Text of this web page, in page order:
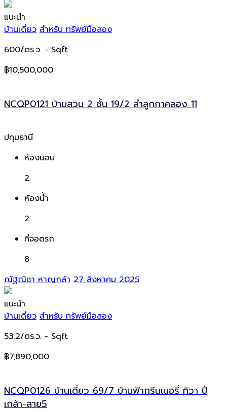
แนะนำ
บ้านเดี่ยว สำหรับ ทรัพย์มือสอง
600/ตร.ว. - Sqft
฿10,500,000
NCQP0121 บ้านสวน 2 ชั้น 19/2 ลำลูกกาคลอง 11
ปทุมธานี
ห้องนอน
2
ห้องน้ำ
2
ที่จอดรถ
8
ณัฐณิชา หาญกล้า 27 สิงหาคม 2025
แนะนำ
บ้านเดี่ยว สำหรับ ทรัพย์มือสอง
53.2/ตร.ว. - Sqft
฿7,890,000
NCQP0126 บ้านเดี่ยว 69/7 บ้านฟ้ากรีนเนอรี่ ทิวา ปิ่
เกล้า-สาย5